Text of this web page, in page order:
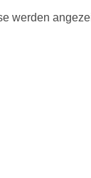
werden